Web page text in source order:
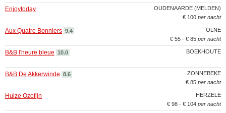
OUDENAARDE (MELDEN)
Enjoytoday
€ 100 per nacht
OLNE
Aux Quatre Bonniers 9.4
€ 55 - € 85 per nacht
BOEKHOUTE
B&B l'heure bleue 10.0
ZONNEBEKE
B&B De Akkerwinde 8.6
€ 85 per nacht
HERZELE
Huize Ozofijn
€ 98 - € 104 per nacht